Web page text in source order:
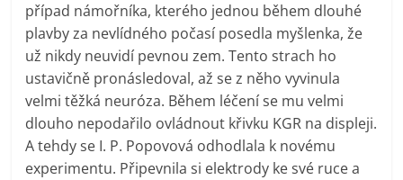
případ námořníka, kterého jednou během dlouhé
plavby za nevlídného počasí posedla myšlenka, že
už nikdy neuvidí pevnou zem. Tento strach ho
ustavičně pronásledoval, až se z něho vyvinula
velmi těžká neuróza. Během léčení se mu velmi
dlouho nepodařilo ovládnout křivku KGR na displeji.
A tehdy se I. P. Popovová odhodlala k novému
experimentu. Připevnila si elektrody ke své ruce a